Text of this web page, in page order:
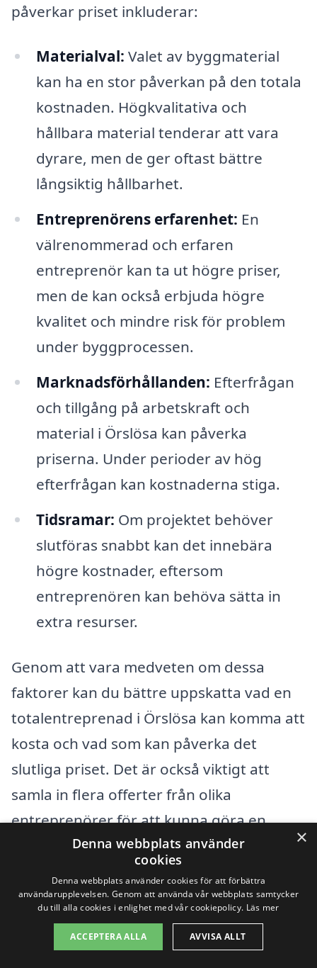
påverkar priset inkluderar:
Materialval: Valet av byggmaterial
kan ha en stor påverkan på den totala
kostnaden. Högkvalitativa och
hållbara material tenderar att vara
dyrare, men de ger oftast bättre
långsiktig hållbarhet.
Entreprenörens erfarenhet: En
välrenommerad och erfaren
entreprenör kan ta ut högre priser,
men de kan också erbjuda högre
kvalitet och mindre risk för problem
under byggprocessen.
Marknadsförhållanden: Efterfrågan
och tillgång på arbetskraft och
material i Örslösa kan påverka
priserna. Under perioder av hög
efterfrågan kan kostnaderna stiga.
Tidsramar: Om projektet behöver
slutföras snabbt kan det innebära
högre kostnader, eftersom
entreprenören kan behöva sätta in
extra resurser.
Genom att vara medveten om dessa
faktorer kan du bättre uppskatta vad en
totalentreprenad i Örslösa kan komma att
kosta och vad som kan påverka det
slutliga priset. Det är också viktigt att
samla in flera offerter från olika
entreprenörer för att kunna göra en
välgrundad jämförelse och välja den
lösning som passar bäst med dina behov
och budget. Totalentreprenad-pris.se gör
det enkelt att hitta och jämföra företag
för totalentreprenad i ditt närområde, så
×
Denna webbplats använder
cookies
Denna webbplats använder cookies för att förbättra
användarupplevelsen. Genom att använda vår webbplats samtycker
du till alla cookies i enlighet med vår cookiepolicy. Läs mer
ACCEPTERA ALLA AVVISA ALLT